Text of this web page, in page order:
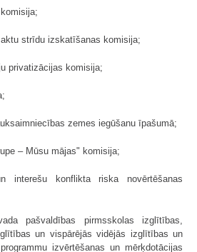
strīdu izskatīšanas komisija;
privatizācijas komisija;
zemes iegūšanu īpašumā;
– Mūsu mājas" komisija;
interešu konflikta riska novērtēšanas
pašvaldības pirmsskolas izglītības,
un vispārējās vidējās izglītības un
izvērtēšanas un mērķdotācijas